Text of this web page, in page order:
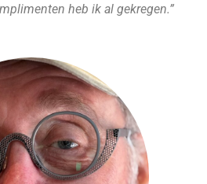
heb ik al gekregen.”